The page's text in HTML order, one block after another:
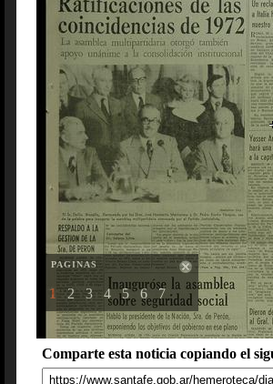
PAGINAS
1 2 3 4 5 6 7
Comparte esta noticia copiando el